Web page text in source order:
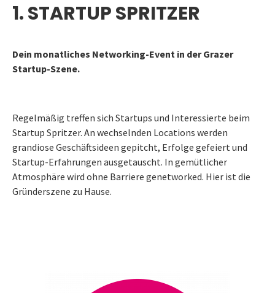
1. STARTUP SPRITZER
Dein monatliches Networking-Event in der Grazer
Startup-Szene.
Regelmäßig treffen sich Startups und Interessierte beim
Startup Spritzer. An wechselnden Locations werden
grandiose Geschäftsideen gepitcht, Erfolge gefeiert und
Startup-Erfahrungen ausgetauscht. In gemütlicher
Atmosphäre wird ohne Barriere genetworked. Hier ist die
Gründerszene zu Hause.